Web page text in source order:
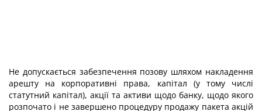
Не допускається забезпечення позову шляхом накладення
арешту на корпоративні права, капітал (у тому числі
статутний капітал), акції та активи щодо банку, щодо якого
розпочато і не завершено процедуру продажу пакета акцій